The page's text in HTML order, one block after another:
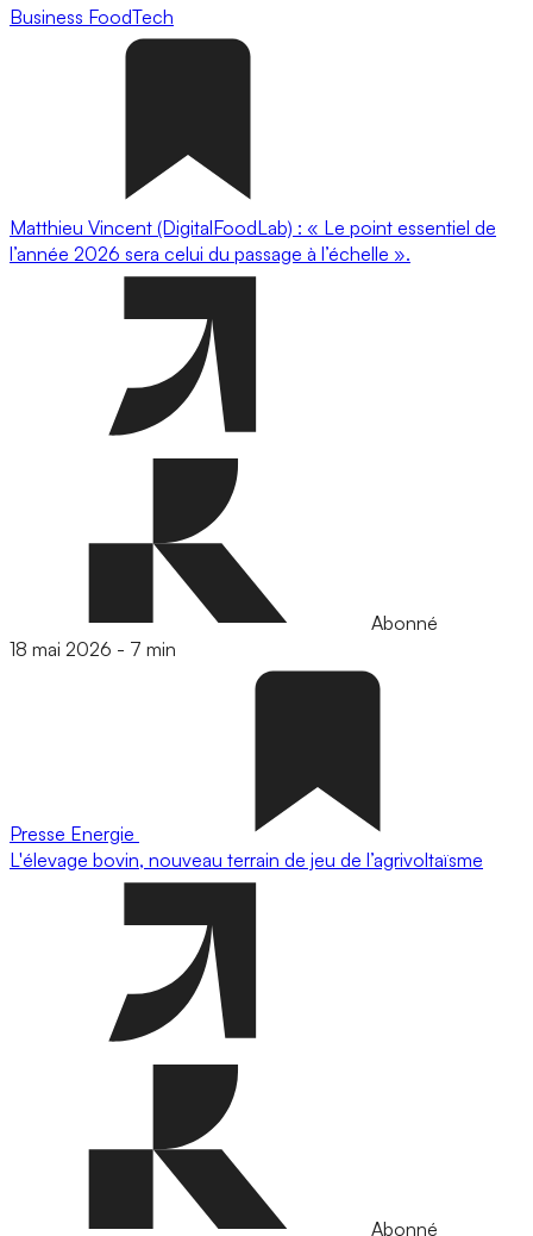
Business FoodTech
Matthieu Vincent (DigitalFoodLab) : « Le point essentiel de
l’année 2026 sera celui du passage à l’échelle ».
Abonné
18 mai 2026 - 7 min
Presse Energie
L'élevage bovin, nouveau terrain de jeu de l’agrivoltaïsme
Abonné